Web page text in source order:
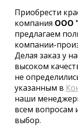
Приобрести
компания ООО
предлагаем
компании-
Делая заказ у
высоком
не
указанным в
наши
всем вопросам
выбор.